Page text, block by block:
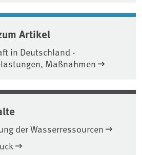
Artikel
in Deutschland -
Maßnahmen
der Wasserressourcen